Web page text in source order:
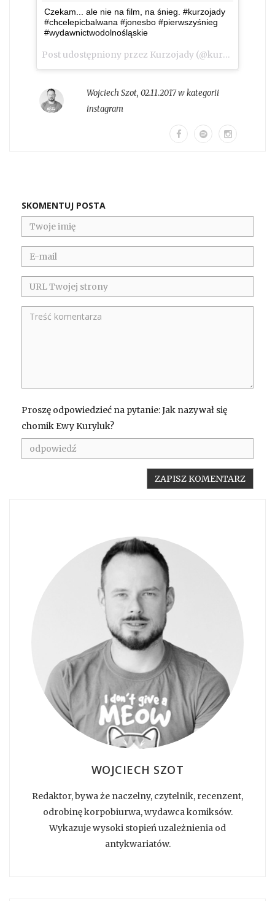
Czekam... ale nie na film, na śnieg. #kurzojady
#chcelepicbalwana #jonesbo #pierwszyśnieg
#wydawnictwodolnośląskie
Post udostępniony przez Kurzojady (@kurzojady_insta)
Wojciech Szot,02.11.2017 w kategorii
instagram
SKOMENTUJ POSTA
Proszę odpowiedzieć na pytanie: Jak nazywał się
chomik Ewy Kuryluk?
WOJCIECH SZOT
Redaktor, bywa że naczelny, czytelnik, recenzent,
odrobinę korpobiurwa, wydawca komiksów.
Wykazuje wysoki stopień uzależnienia od
antykwariatów.